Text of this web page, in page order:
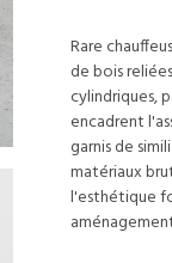
Rare
de bois
cylindriques,
encadrent
garnis de
matériaux
l'esthétique